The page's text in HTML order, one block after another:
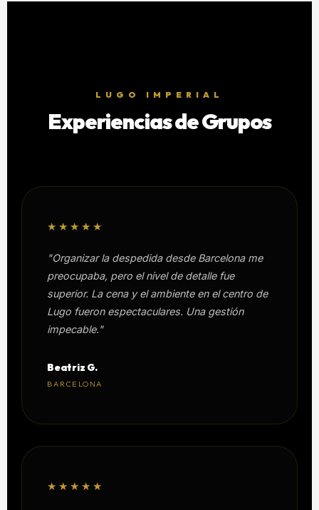
LUGO IMPERIAL
Experiencias de Grupos
★★★★★
"Organizar la despedida desde Barcelona me
preocupaba, pero el nivel de detalle fue
superior. La cena y el ambiente en el centro de
Lugo fueron espectaculares. Una gestión
impecable."
Beatriz G.
BARCELONA
★★★★★